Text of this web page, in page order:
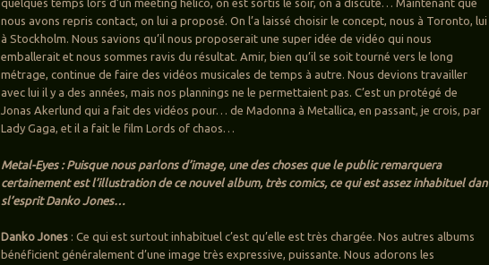
nous avons repris contact, on lui a proposé. On l’a laissé choisir le concept, nous à Toronto, lui
à Stockholm. Nous savions qu’il nous proposerait une super idée de vidéo qui nous
emballerait et nous sommes ravis du résultat. Amir, bien qu’il se soit tourné vers le long
métrage, continue de faire des vidéos musicales de temps à autre. Nous devions travailler
avec lui il y a des années, mais nos plannings ne le permettaient pas. C’est un protégé de
Jonas Akerlund qui a fait des vidéos pour… de Madonna à Metallica, en passant, je crois, par
Lady Gaga, et il a fait le film Lords of chaos…
Metal-Eyes : Puisque nous parlons d’image, une des choses que le public remarquera
certainement est l’illustration de ce nouvel album, très comics, ce qui est assez inhabituel dan
sl’esprit Danko Jones…
Danko Jones : Ce qui est surtout inhabituel c’est qu’elle est très chargée. Nos autres albums
bénéficient généralement d’une image très expressive, puissante. Nous adorons les